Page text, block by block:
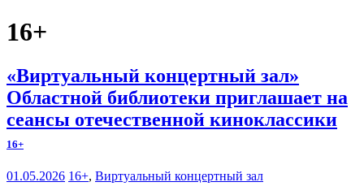
16+
«Виртуальный концертный зал»
Областной библиотеки приглашает на
сеансы отечественной киноклассики
16+
01.05.2026 16+, Виртуальный концертный зал